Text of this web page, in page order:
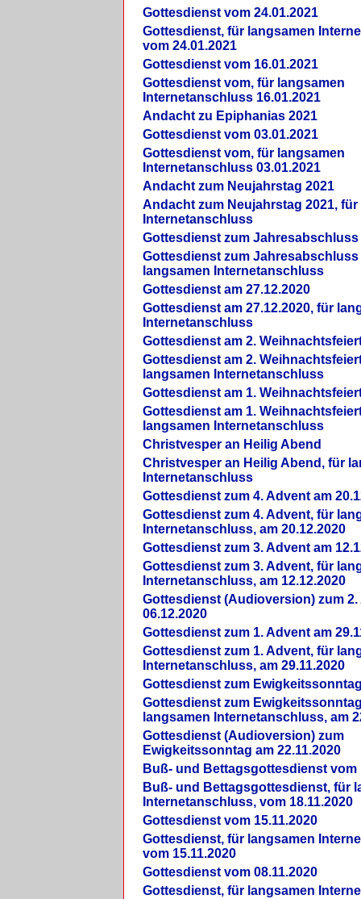
Gottesdienst vom 24.01.2021
Gottesdienst, für langsamen
vom 24.01.2021
Gottesdienst vom 16.01.2021
Gottesdienst vom, für langsamen
Internetanschluss 16.01.2021
Andacht zu Epiphanias 2021
Gottesdienst vom 03.01.2021
Gottesdienst vom, für langsamen
Internetanschluss 03.01.2021
Andacht zum Neujahrstag 2021
Andacht zum Neujahrstag 2021,
Internetanschluss
Gottesdienst zum Jahresabschluss
Gottesdienst zum Jahresabschluss
langsamen Internetanschluss
Gottesdienst am 27.12.2020
Gottesdienst am 27.12.2020, für
Internetanschluss
Gottesdienst am 2.
Gottesdienst am 2.
langsamen Internetanschluss
Gottesdienst am 1.
Gottesdienst am 1.
langsamen Internetanschluss
Christvesper an Heilig Abend
Christvesper an Heilig Abend, für
Internetanschluss
Gottesdienst zum 4. Advent am
Gottesdienst zum 4. Advent, für
Internetanschluss, am 20.12.2020
Gottesdienst zum 3. Advent am
Gottesdienst zum 3. Advent, für
Internetanschluss, am 12.12.2020
Gottesdienst (Audioversion) zum 2.
06.12.2020
Gottesdienst zum 1. Advent am
Gottesdienst zum 1. Advent, für
Internetanschluss, am 29.11.2020
Gottesdienst zum
Gottesdienst zum
langsamen Internetanschluss, am
Gottesdienst (Audioversion) zum
Ewigkeitssonntag am 22.11.2020
Buß- und Bettagsgottesdienst vom
Buß- und Bettagsgottesdienst, für
Internetanschluss, vom 18.11.2020
Gottesdienst vom 15.11.2020
Gottesdienst, für langsamen
vom 15.11.2020
Gottesdienst vom 08.11.2020
Gottesdienst, für langsamen